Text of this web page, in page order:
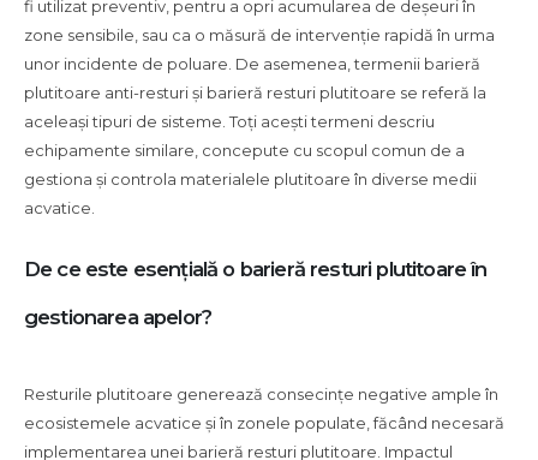
fi utilizat preventiv, pentru a opri acumularea de deșeuri în
zone sensibile, sau ca o măsură de intervenție rapidă în urma
unor incidente de poluare. De asemenea, termenii barieră
plutitoare anti-resturi și barieră resturi plutitoare se referă la
aceleași tipuri de sisteme. Toți acești termeni descriu
echipamente similare, concepute cu scopul comun de a
gestiona și controla materialele plutitoare în diverse medii
acvatice.
De ce este esențială o barieră resturi plutitoare în
gestionarea apelor?
Resturile plutitoare generează consecințe negative ample în
ecosistemele acvatice și în zonele populate, făcând necesară
implementarea unei barieră resturi plutitoare. Impactul